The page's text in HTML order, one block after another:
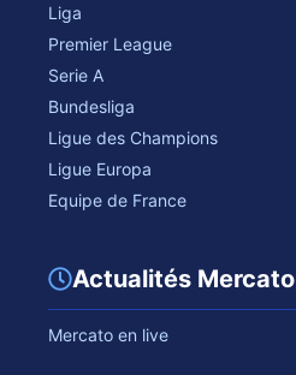
Liga
Premier League
Serie A
Bundesliga
Ligue des Champions
Ligue Europa
Equipe de France
Actualités Mercato
Mercato en live